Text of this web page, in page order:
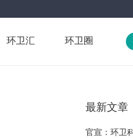
环卫汇 环卫圈
最新文章
官宣：环卫